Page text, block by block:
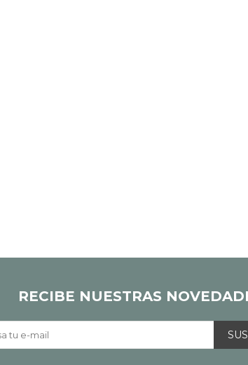
RECIBE NUESTRAS